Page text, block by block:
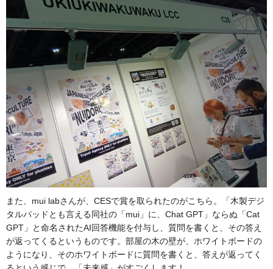
また、mui labさんが、CESで賞を取られたのがこちら。「木製デジ
タルパッドとも言える同社の「mui」に、Chat GPT」ならぬ「Cat
GPT」と命名されたAI回答機能を付与し、質問を書くと、その答え
が返ってくるというものです。部屋の木の壁が、ホワイトボードの
ようになり、そのホワイトボードに質問を書くと、答えが返ってく